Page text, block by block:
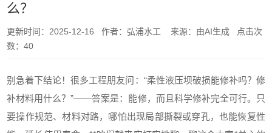
么？
更新时间：2025-12-16 作者：弘浦水工 来源：由AI生成 点击次
数：40
别急着下结论！很多工程朋友问：“柔性液压坝破损能修补吗？修
补材料用什么？”——答案是：能修，而且科学修补完全可行。只
要操作规范、材料对路，哪怕出现局部撕裂或穿孔，也能恢复性